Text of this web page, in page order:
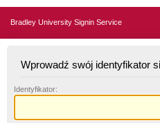
Bradley University Signin Service
Wprowadź swój identyfikator
Identyfikator: